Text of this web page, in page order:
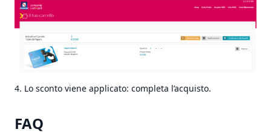
4. Lo sconto viene applicato: completa l’acquisto.
FAQ